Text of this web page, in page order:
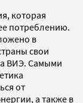
которая
потреблению.
в
свои
ВИЭ. Самыми
от
а также в